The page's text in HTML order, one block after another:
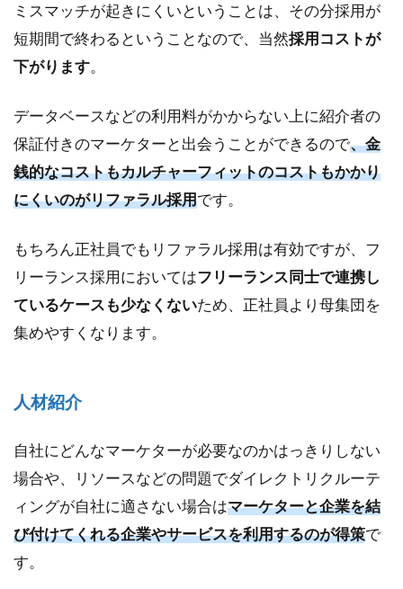
し
よ
う
ミスマッチが起きにくいということは、その分採用が
短期間で終わるということなので、当然採用コストが
下がります。
データベースなどの利用料がかからない上に紹介者の
保証付きのマーケターと出会うことができるので、金
銭的なコストもカルチャーフィットのコストもかかり
にくいのがリファラル採用です。
もちろん正社員でもリファラル採用は有効ですが、フ
リーランス採用においてはフリーランス同士で連携し
ているケースも少なくないため、正社員より母集団を
集めやすくなります。
人材紹介
自社にどんなマーケターが必要なのかはっきりしない
場合や、リソースなどの問題でダイレクトリクルーテ
ィングが自社に適さない場合はマーケターと企業を結
び付けてくれる企業やサービスを利用するのが得策で
す。